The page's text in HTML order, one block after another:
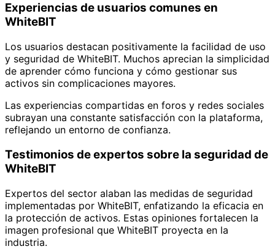
Experiencias de usuarios comunes en
WhiteBIT
Los usuarios destacan positivamente la facilidad de uso
y seguridad de WhiteBIT. Muchos aprecian la simplicidad
de aprender cómo funciona y cómo gestionar sus
activos sin complicaciones mayores.
Las experiencias compartidas en foros y redes sociales
subrayan una constante satisfacción con la plataforma,
reflejando un entorno de confianza.
Testimonios de expertos sobre la seguridad de
WhiteBIT
Expertos del sector alaban las medidas de seguridad
implementadas por WhiteBIT, enfatizando la eficacia en
la protección de activos. Estas opiniones fortalecen la
imagen profesional que WhiteBIT proyecta en la
industria.